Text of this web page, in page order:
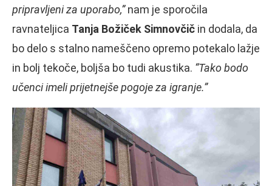
pripravljeni za uporabo,”nam je sporočila
ravnateljica Tanja Božiček Simnovčič in dodala, da
bo delo s stalno nameščeno opremo potekalo lažje
in bolj tekoče, boljša bo tudi akustika. “Tako bodo
učenci imeli prijetnejše pogoje za igranje.”